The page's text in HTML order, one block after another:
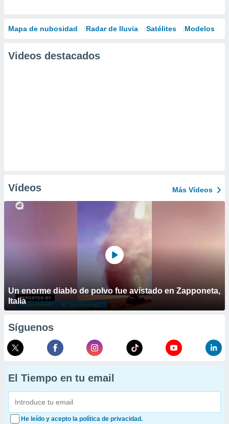
Mapa de nubosidad Radar de lluvia Satélites Modelos
Videos destacados
Vídeos Más Vídeos
Un enorme diablo de polvo fue avistado en Zapponeta,
Italia
Síguenos
El Tiempo en tu email
He leído y acepto la política de privacidad.